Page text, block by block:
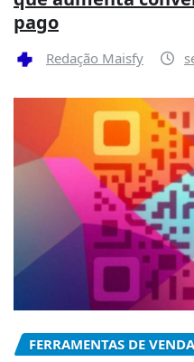
pago
Redação Maisfy
FERRAMENTAS DE VENDA